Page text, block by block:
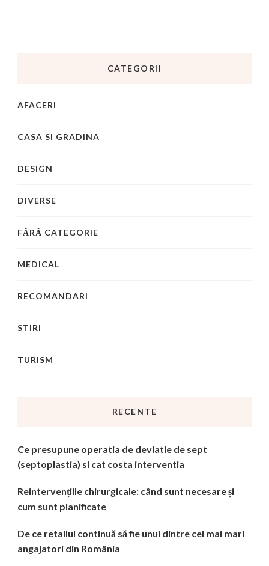
CATEGORII
AFACERI
CASA SI GRADINA
DESIGN
DIVERSE
FĂRĂ CATEGORIE
MEDICAL
RECOMANDARI
STIRI
TURISM
RECENTE
Ce presupune operatia de deviatie de sept
(septoplastia) si cat costa interventia
Reintervențiile chirurgicale: când sunt necesare și
cum sunt planificate
De ce retailul continuă să fie unul dintre cei mai mari
angajatori din România